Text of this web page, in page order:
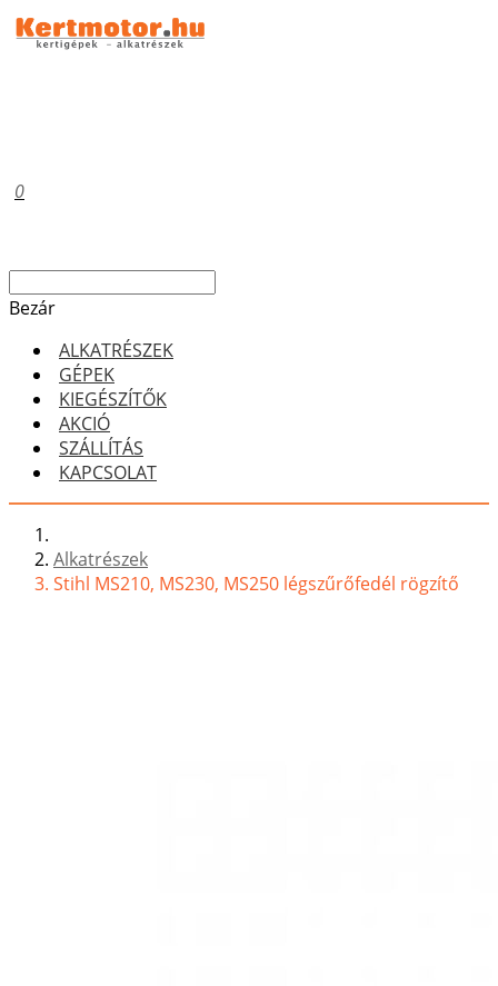
0
Bezár
ALKATRÉSZEK
GÉPEK
KIEGÉSZÍTŐK
AKCIÓ
SZÁLLÍTÁS
KAPCSOLAT
Alkatrészek
Stihl MS210, MS230, MS250 légszűrőfedél rögzítő